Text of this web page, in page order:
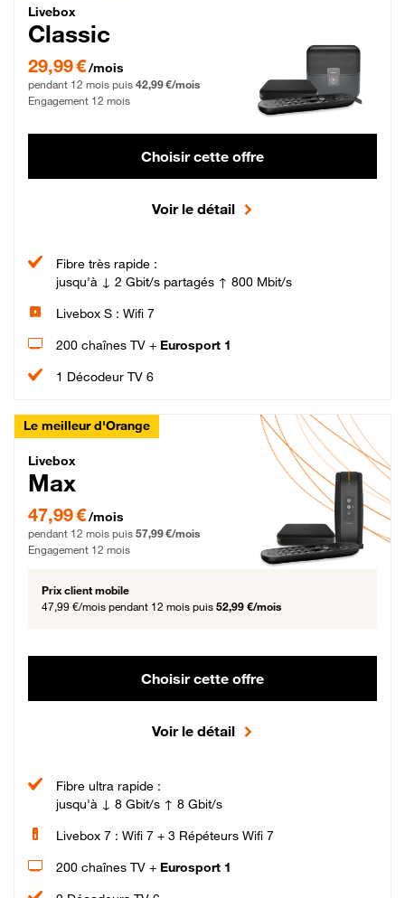
Livebox Classic Fibre
Livebox
Classic
29,99 € par mois pendant 12 mois puis 42,99 € par mois, Engagement 12 mois
29,99 €/mois
pendant 12 mois puis 42,99 €/mois
Engagement 12 mois
Choisir cette offre
Voir le détail
Fibre très rapide :
jusqu'à ↓ 2 Gbit/s partagés ↑ 800 Mbit/s
Livebox S : Wifi 7
200 chaînes TV + Eurosport 1
1 Décodeur TV 6
Le meilleur d'Orange
Livebox Max Fibre
Livebox
Max
47,99 € par mois pendant 12 mois puis 57,99 € par mois, Engagement 12 mois
47,99 €/mois
pendant 12 mois puis 57,99 €/mois
Engagement 12 mois
Prix client mobile
47,99 €/mois pendant 12 mois puis 52,99 €/mois
Choisir cette offre
Voir le détail
Fibre ultra rapide :
jusqu'à ↓ 8 Gbit/s ↑ 8 Gbit/s
Livebox 7 : Wifi 7 + 3 Répéteurs Wifi 7
200 chaînes TV + Eurosport 1